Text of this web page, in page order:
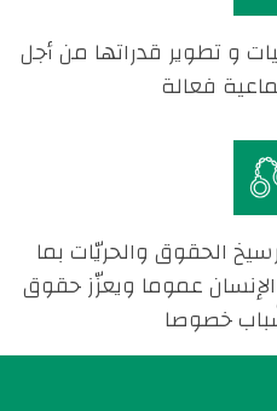
و تطوير قدراتها من أجل
فعالة
الحقوق والحريّات بما
عموما ويعزّز حقوق
خصوصا